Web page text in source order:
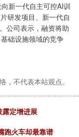
新一代自主可控AI训
研发项目、新一代自
公司表示，融资将助
础设施领域的竞争
，不代表本站观点。
露定增进展
跑火车却最靠谱